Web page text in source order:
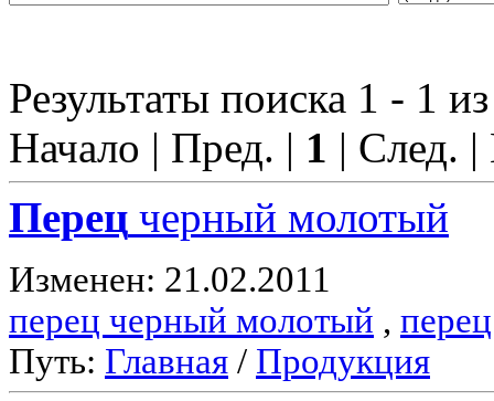
Результаты поиска 1 - 1
Начало | Пред. | 1 | След.
Перец черный молотый
Изменен: 21.02.2011
перец черный молотый , перец
Путь: Главная / Продукция